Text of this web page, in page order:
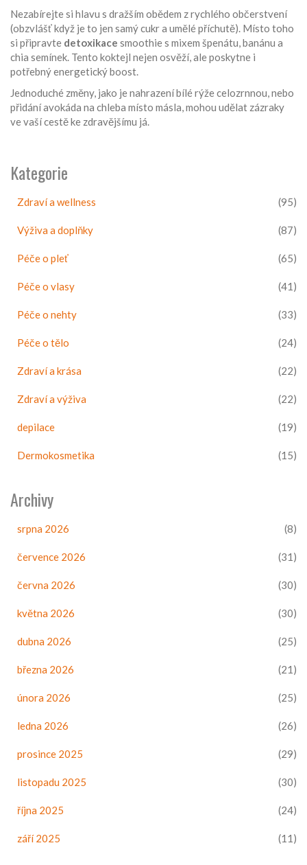
Nezabírejte si hlavu s dražším obědem z rychlého občerstvení
(obzvlášť když je to jen samý cukr a umělé příchutě). Místo toho
si připravte detoxikace smoothie s mixem špenátu, banánu a
chia semínek. Tento koktejl nejen osvěží, ale poskytne i
potřebný energetický boost.
Jednoduché změny, jako je nahrazení bílé rýže celozrnnou, nebo
přidání avokáda na chleba místo másla, mohou udělat zázraky
ve vaší cestě ke zdravějšímu já.
Kategorie
Zdraví a wellness (95)
Výživa a doplňky (87)
Péče o pleť (65)
Péče o vlasy (41)
Péče o nehty (33)
Péče o tělo (24)
Zdraví a krása (22)
Zdraví a výživa (22)
depilace (19)
Dermokosmetika (15)
Archivy
srpna 2026 (8)
července 2026 (31)
června 2026 (30)
května 2026 (30)
dubna 2026 (25)
března 2026 (21)
února 2026 (25)
ledna 2026 (26)
prosince 2025 (29)
listopadu 2025 (30)
října 2025 (24)
září 2025 (11)